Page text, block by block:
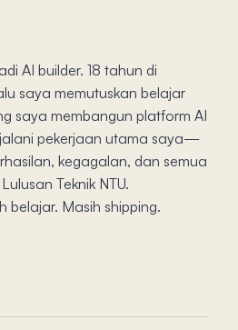
AI builder. 18 tahun di
saya memutuskan belajar
saya membangun platform AI
pekerjaan utama saya—
kegagalan, dan semua
Teknik NTU.
belajar. Masih shipping.